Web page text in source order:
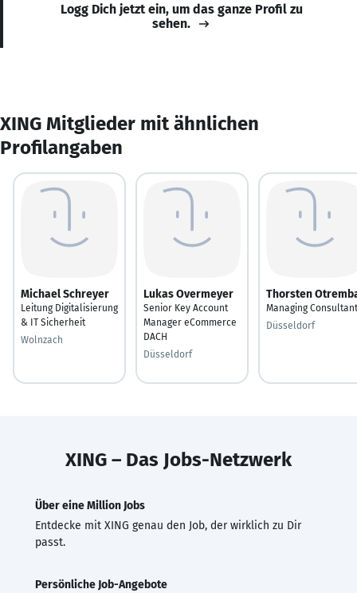
Logg Dich jetzt ein, um das ganze Profil zu
sehen.
XING Mitglieder mit ähnlichen
Profilangaben
Michael Schreyer
Leitung Digitalisierung
& IT Sicherheit
Wolnzach
Lukas Overmeyer
Senior Key Account
Manager eCommerce
DACH
Düsseldorf
Thorsten
Managing Consultant
Düsseldorf
XING – Das Jobs-Netzwerk
Über eine Million Jobs
Entdecke mit XING genau den Job, der wirklich zu Dir
passt.
Persönliche Job-Angebote